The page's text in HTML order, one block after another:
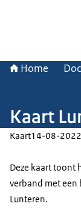
Home
Kaart
Kaart14-08-2022
Deze kaart toont
verband met een
Lunteren.